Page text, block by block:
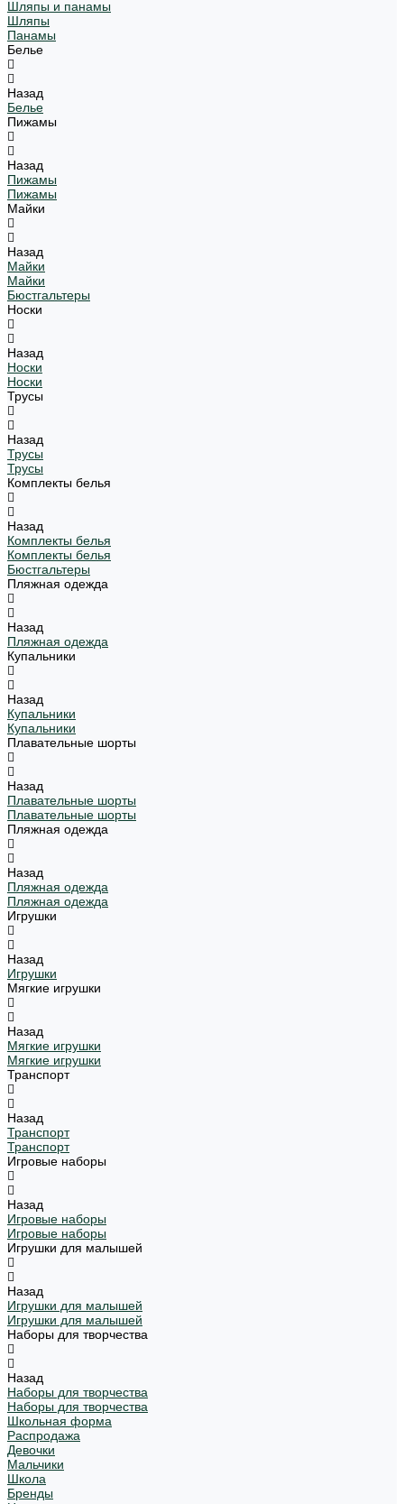
Шляпы и панамы
Шляпы
Панамы
Белье
Назад
Белье
Пижамы
Назад
Пижамы
Пижамы
Майки
Назад
Майки
Майки
Бюстгальтеры
Носки
Назад
Носки
Носки
Трусы
Назад
Трусы
Трусы
Комплекты белья
Назад
Комплекты белья
Комплекты белья
Бюстгальтеры
Пляжная одежда
Назад
Пляжная одежда
Купальники
Назад
Купальники
Купальники
Плавательные шорты
Назад
Плавательные шорты
Плавательные шорты
Пляжная одежда
Назад
Пляжная одежда
Пляжная одежда
Игрушки
Назад
Игрушки
Мягкие игрушки
Назад
Мягкие игрушки
Мягкие игрушки
Транспорт
Назад
Транспорт
Транспорт
Игровые наборы
Назад
Игровые наборы
Игровые наборы
Игрушки для малышей
Назад
Игрушки для малышей
Игрушки для малышей
Наборы для творчества
Назад
Наборы для творчества
Наборы для творчества
Школьная форма
Распродажа
Девочки
Мальчики
Школа
Бренды